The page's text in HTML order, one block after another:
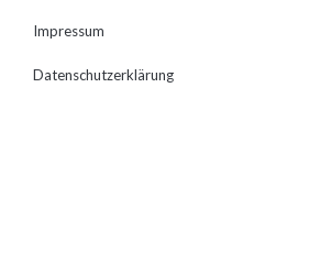
Impressum
Datenschutzerklärung